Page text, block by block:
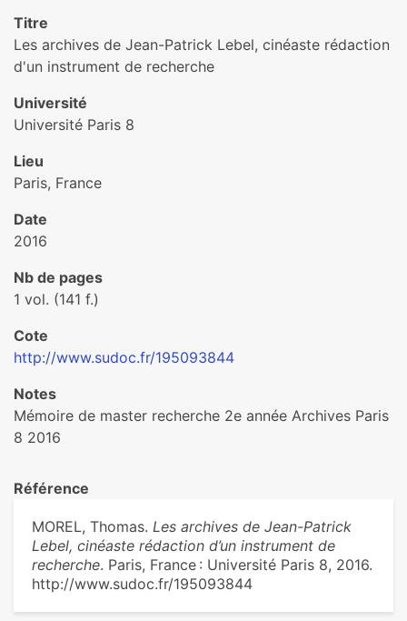
Titre
Les archives de Jean-Patrick Lebel, cinéaste rédaction
d'un instrument de recherche
Université
Université Paris 8
Lieu
Paris, France
Date
2016
Nb de pages
1 vol. (141 f.)
Cote
http://www.sudoc.fr/195093844
Notes
Mémoire de master recherche 2e année Archives Paris
8 2016
Référence
MOREL, Thomas. Les archives de Jean-Patrick
Lebel, cinéaste rédaction d’un instrument de
recherche. Paris, France : Université Paris 8, 2016.
http://www.sudoc.fr/195093844